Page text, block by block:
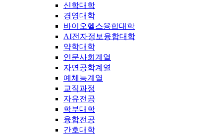
신학대학
경영대학
바이오헬스융합대학
AI전자정보융합대학
약학대학
인문사회계열
자연공학계열
예체능계열
교직과정
자유전공
학부대학
융합전공
간호대학